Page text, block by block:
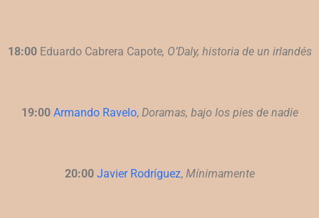
18:00 Eduardo Cabrera Capote, O’Daly, historia de un irlandés
19:00 Armando Ravelo, Doramas, bajo los pies de nadie
20:00 Javier Rodríguez, Mínimamente